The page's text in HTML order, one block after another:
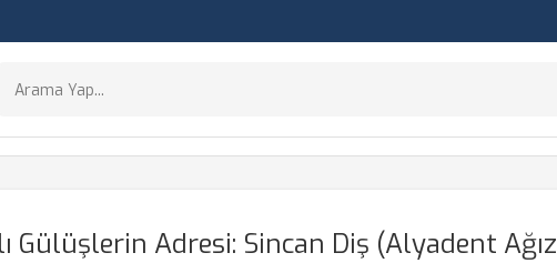
Gülüşlerin Adresi: Sincan Diş (Alyadent Ağız